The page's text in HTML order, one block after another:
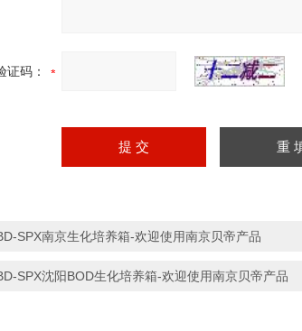
证码：
SPX南京生化培养箱-欢迎使用南京贝帝产品
SPX沈阳BOD生化培养箱-欢迎使用南京贝帝产品